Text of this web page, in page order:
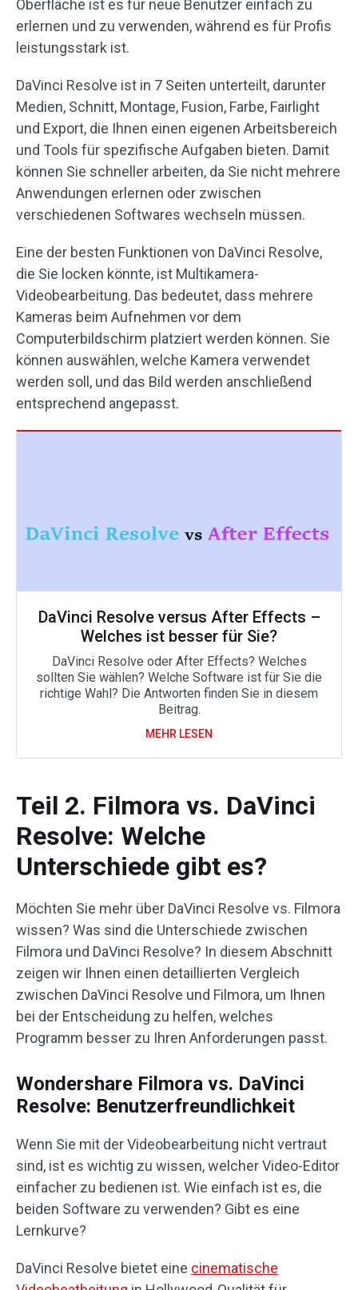
Oberfläche ist es für neue Benutzer einfach zu
erlernen und zu verwenden, während es für Profis
leistungsstark ist.
DaVinci Resolve ist in 7 Seiten unterteilt, darunter
Medien, Schnitt, Montage, Fusion, Farbe, Fairlight
und Export, die Ihnen einen eigenen Arbeitsbereich
und Tools für spezifische Aufgaben bieten. Damit
können Sie schneller arbeiten, da Sie nicht mehrere
Anwendungen erlernen oder zwischen
verschiedenen Softwares wechseln müssen.
Eine der besten Funktionen von DaVinci Resolve,
die Sie locken könnte, ist Multikamera-
Videobearbeitung. Das bedeutet, dass mehrere
Kameras beim Aufnehmen vor dem
Computerbildschirm platziert werden können. Sie
können auswählen, welche Kamera verwendet
werden soll, und das Bild werden anschließend
entsprechend angepasst.
DaVinci Resolve versus After Effects –
Welches ist besser für Sie?
DaVinci Resolve oder After Effects? Welches
sollten Sie wählen? Welche Software ist für Sie die
richtige Wahl? Die Antworten finden Sie in diesem
Beitrag.
MEHR LESEN
Teil 2. Filmora vs. DaVinci
Resolve: Welche
Unterschiede gibt es?
Möchten Sie mehr über DaVinci Resolve vs. Filmora
wissen? Was sind die Unterschiede zwischen
Filmora und DaVinci Resolve? In diesem Abschnitt
zeigen wir Ihnen einen detaillierten Vergleich
zwischen DaVinci Resolve und Filmora, um Ihnen
bei der Entscheidung zu helfen, welches
Programm besser zu Ihren Anforderungen passt.
Wondershare Filmora vs. DaVinci
Resolve: Benutzerfreundlichkeit
Wenn Sie mit der Videobearbeitung nicht vertraut
sind, ist es wichtig zu wissen, welcher Video-Editor
einfacher zu bedienen ist. Wie einfach ist es, die
beiden Software zu verwenden? Gibt es eine
Lernkurve?
DaVinci Resolve bietet eine cinematische